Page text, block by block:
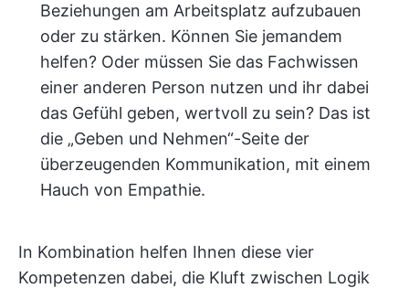
Beziehungen am Arbeitsplatz aufzubauen
oder zu stärken. Können Sie jemandem
helfen? Oder müssen Sie das Fachwissen
einer anderen Person nutzen und ihr dabei
das Gefühl geben, wertvoll zu sein? Das ist
die „Geben und Nehmen“-Seite der
überzeugenden Kommunikation, mit einem
Hauch von Empathie.
In Kombination helfen Ihnen diese vier
Kompetenzen dabei, die Kluft zwischen Logik